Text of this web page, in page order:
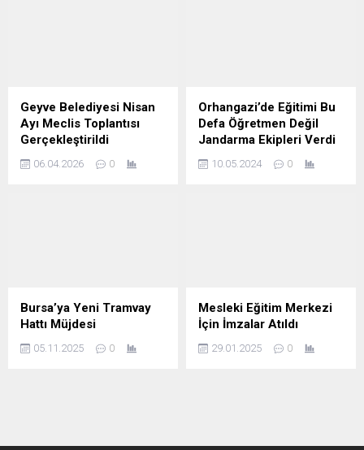
Geyve Belediyesi Nisan
Ayı Meclis Toplantısı
Gerçekleştirildi
06.04.2026 0
Orhangazi’de Eğitimi Bu
Defa Öğretmen Değil
Jandarma Ekipleri Verdi
10.05.2024 0
Bursa’ya Yeni Tramvay
Hattı Müjdesi
05.11.2025 0
Mesleki Eğitim Merkezi
İçin İmzalar Atıldı
29.01.2025 0